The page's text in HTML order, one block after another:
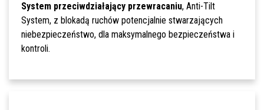
System przeciwdziałający przewracaniu, Anti-Tilt
System, z blokadą ruchów potencjalnie stwarzających
niebezpieczeństwo, dla maksymalnego bezpieczeństwa i
kontroli.